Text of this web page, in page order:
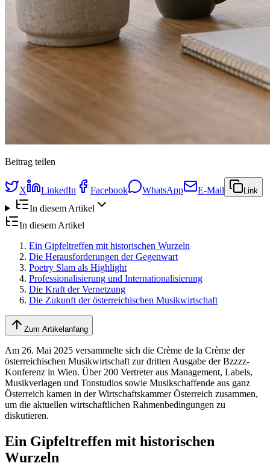
Beitrag teilen
X LinkedIn Facebook WhatsApp E-Mail Link
In diesem Artikel
In diesem Artikel
Ein Gipfeltreffen mit historischen Wurzeln
Die Herausforderungen der Gegenwart
Poetry Slam als Highlight
Professionalisierung und Internationalisierung
Die Kraft der Vernetzung
Die Zukunft der österreichischen Musikwirtschaft
Zum Artikelanfang
Am 26. Mai 2025 versammelte sich die Crème de la Crème der
österreichischen Musikwirtschaft zur dritten Ausgabe der Bzzzz-
Konferenz in Wien. Über 200 Vertreter aus Management, Labels,
Musikverlagen und Tonstudios sowie Musikschaffende aus ganz
Österreich kamen in der Wirtschaftskammer Österreich zusammen,
um die aktuellen wirtschaftlichen Rahmenbedingungen zu
diskutieren.
Ein Gipfeltreffen mit historischen
Wurzeln